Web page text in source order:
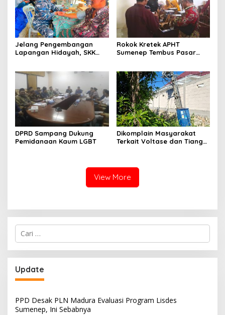
Jelang Pengembangan
Lapangan Hidayah, SKK
Nelayan Sampang
Rokok Kretek APHT
Sumenep Tembus Pasar
DPRD Sampang Dukung
Pemidanaan Kaum LGBT
Dikomplain Masyarakat
Terkait Voltase dan Tiang
View More
Cari
untuk:
Update
PPD Desak PLN Madura Evaluasi Program Lisdes
Sumenep, Ini Sebabnya